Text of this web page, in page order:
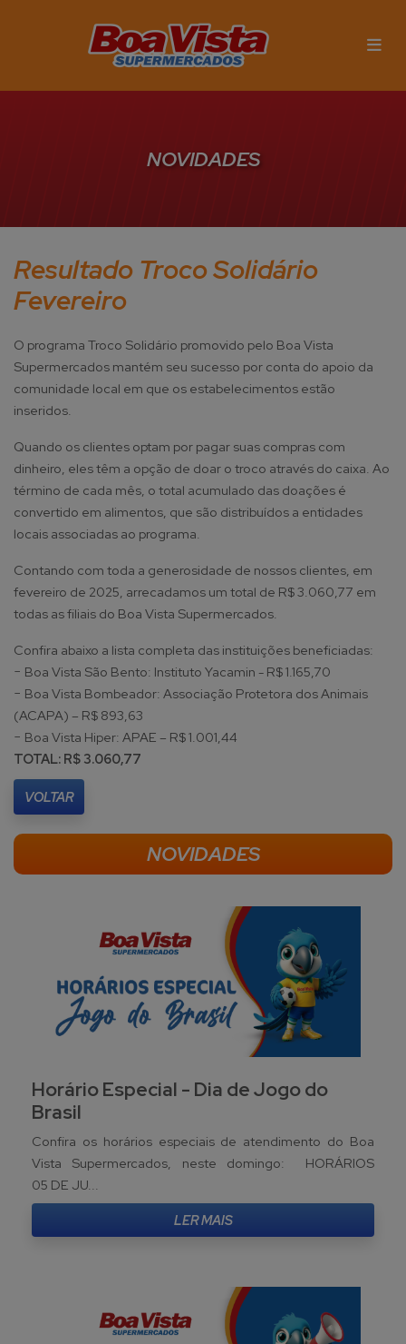
NOVIDADES
Resultado Troco Solidário
Fevereiro
O programa Troco Solidário promovido pelo Boa Vista
Supermercados mantém seu sucesso por conta do apoio da
comunidade local em que os estabelecimentos estão
inseridos.
Quando os clientes optam por pagar suas compras com
dinheiro, eles têm a opção de doar o troco através do caixa. Ao
término de cada mês, o total acumulado das doações é
convertido em alimentos, que são distribuídos a entidades
locais associadas ao programa.
Contando com toda a generosidade de nossos clientes, em
fevereiro de 2025, arrecadamos um total de R$ 3.060,77 em
todas as filiais do Boa Vista Supermercados.
Confira abaixo a lista completa das instituições beneficiadas:
− Boa Vista São Bento: Instituto Yacamin - R$ 1.165,70
− Boa Vista Bombeador: Associação Protetora dos Animais
(ACAPA) – R$ 893,63
− Boa Vista Hiper: APAE – R$ 1.001,44
TOTAL: R$ 3.060,77
VOLTAR
NOVIDADES
Horário Especial - Dia de Jogo do
Brasil
Confira os horários especiais de atendimento do Boa
Vista Supermercados, neste domingo: HORÁRIOS
05 DE JU...
LER MAIS